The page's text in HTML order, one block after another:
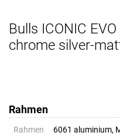
Bulls ICONIC
chrome silver-
Rahmen
Rahmen
6061 aluminium,